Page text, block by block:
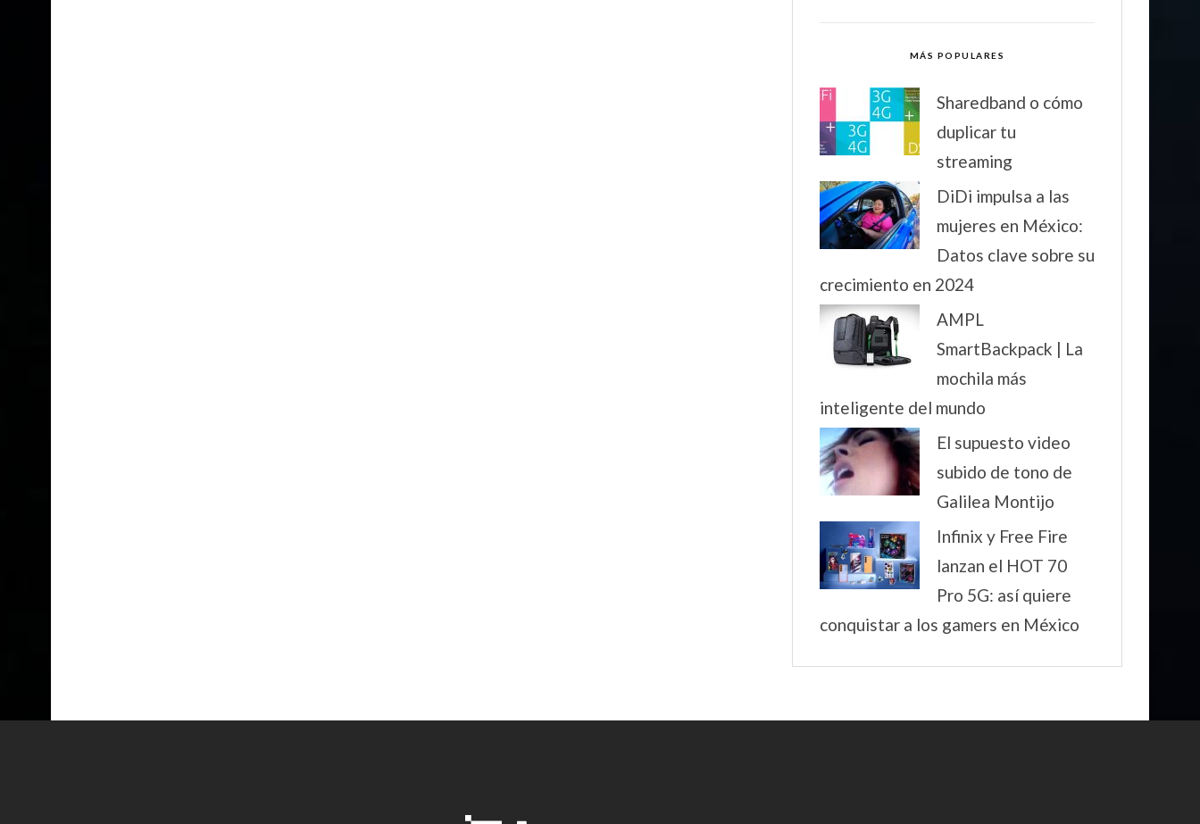
MÁS POPULARES
Sharedband o cómo
duplicar tu
streaming
DiDi impulsa a las
mujeres en México:
Datos clave sobre su
crecimiento en 2024
AMPL
SmartBackpack | La
mochila más
inteligente del mundo
El supuesto video
subido de tono de
Galilea Montijo
Infinix y Free Fire
lanzan el HOT 70
Pro 5G: así quiere
conquistar a los gamers en México